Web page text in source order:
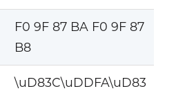
F0 9F 87 BA F0 9F 87
B8
\uD83C\uDDFA\uD83